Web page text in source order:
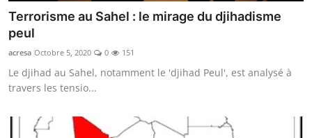
Terrorisme au Sahel : le mirage du djihadisme
peul
acresa Octobre 5, 2020 0 151
Le djihad au Sahel, notamment le 'djihad Peul', est analysé à
travers les tensio...